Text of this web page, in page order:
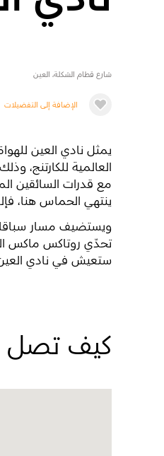
شارع قطام الشكلة، العين
الإضافة إلى التفضيلات
يمثل نادي العين
العالمية للكارتنج،
مع قدرات السائقين
ينتهي الحماس هنا،
تحدّي روتاكس ماكس
ستعيش في نادي العين
كيف تصل